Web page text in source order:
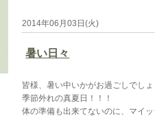
2014年06月03日(火)
暑い日々
皆様、暑い中いかがお過ごしでし
季節外れの真夏日！！！
体の準備も出来てないのに、マイ